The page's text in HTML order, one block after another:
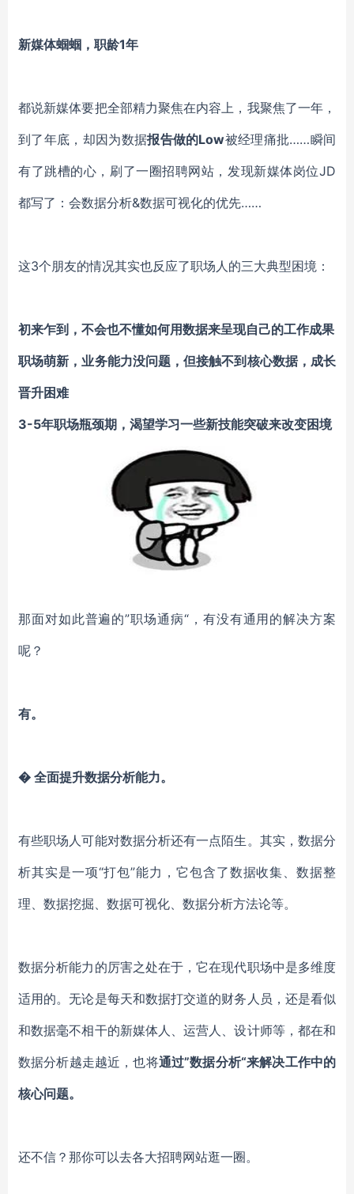
新媒体蝈蝈，职龄1年
都说新媒体要把全部精力聚焦在内容上，我聚焦了一年，
到了年底，却因为数据报告做的Low被经理痛批……瞬间
有了跳槽的心，刷了一圈招聘网站，发现新媒体岗位JD
都写了：会数据分析&数据可视化的优先……
这3个朋友的情况其实也反应了职场人的三大典型困境：
初来乍到，不会也不懂如何用数据来呈现自己的工作成果
职场萌新，业务能力没问题，但接触不到核心数据，成长
晋升困难
3-5年职场瓶颈期，渴望学习一些新技能突破来改变困境
那面对如此普遍的”职场通病“，有没有通用的解决方案
呢？
有。
� 全面提升数据分析能力。
有些职场人可能对数据分析还有一点陌生。其实，数据分
析其实是一项“打包”能力，它包含了数据收集、数据整
理、数据挖掘、数据可视化、数据分析方法论等。
数据分析能力的厉害之处在于，它在现代职场中是多维度
适用的。无论是每天和数据打交道的财务人员，还是看似
和数据毫不相干的新媒体人、运营人、设计师等，都在和
数据分析越走越近，也将通过”数据分析“来解决工作中的
核心问题。
还不信？那你可以去各大招聘网站逛一圈。